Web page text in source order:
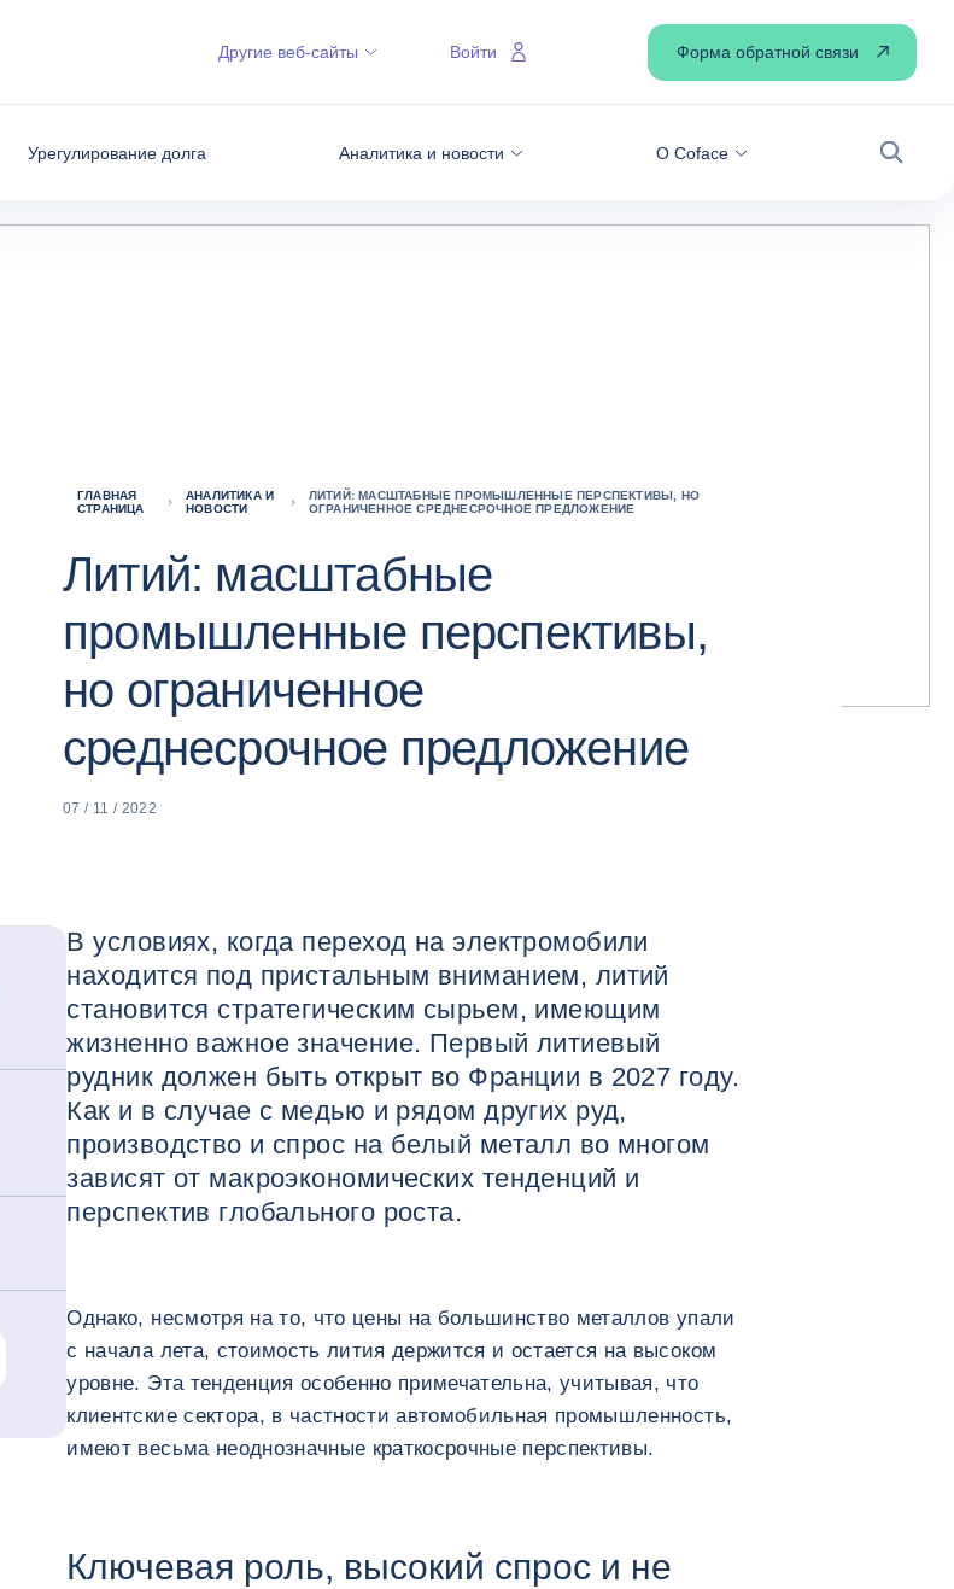
Урегулирование долга Аналитика и новости О Coface
Поиск
Другие веб-сайты Войти Форма обратной связи
ГЛАВНАЯ
СТРАНИЦА
АНАЛИТИКА И
НОВОСТИ
ЛИТИЙ: МАСШТАБНЫЕ ПРОМЫШЛЕННЫЕ ПЕРСПЕКТИВЫ, НО
ОГРАНИЧЕННОЕ СРЕДНЕСРОЧНОЕ ПРЕДЛОЖЕНИЕ
Литий: масштабные
промышленные перспективы,
но ограниченное
среднесрочное предложение
07 / 11 / 2022
В условиях, когда переход на электромобили
находится под пристальным вниманием, литий
становится стратегическим сырьем, имеющим
жизненно важное значение. Первый литиевый
рудник должен быть открыт во Франции в 2027 году.
Как и в случае с медью и рядом других руд,
производство и спрос на белый металл во многом
зависят от макроэкономических тенденций и
перспектив глобального роста.
Однако, несмотря на то, что цены на большинство металлов упали
с начала лета, стоимость лития держится и остается на высоком
уровне. Эта тенденция особенно примечательна, учитывая, что
клиентские сектора, в частности автомобильная промышленность,
имеют весьма неоднозначные краткосрочные перспективы.
Ключевая роль, высокий спрос и не